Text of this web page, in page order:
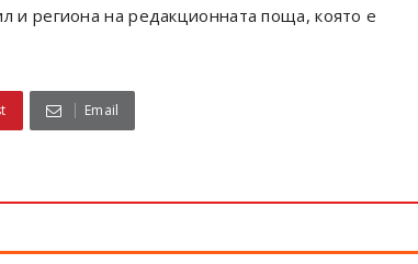
и региона на редакционната поща, която е
Email